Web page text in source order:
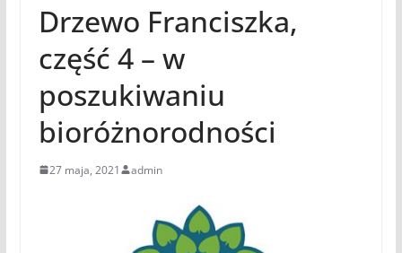
Drzewo Franciszka,
część 4 – w
poszukiwaniu
bioróżnorodności
27 maja, 2021 admin